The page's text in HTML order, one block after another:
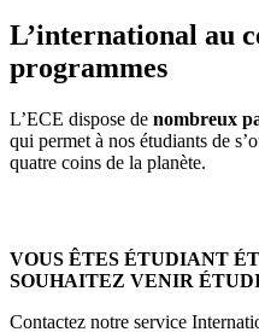
L’international au
programmes
L’ECE dispose de nombreux
qui permet à nos étudiants de
quatre coins de la planète.
VOUS ÊTES ÉTUDIANT
SOUHAITEZ VENIR
Contactez notre service